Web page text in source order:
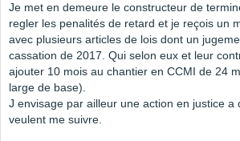
Je met en demeure le constructeur de
regler les penalités de retard et je reçois un
avec plusieurs articles de lois dont un
cassation de 2017. Qui selon eux et leur
ajouter 10 mois au chantier en CCMI de 24
large de base).
J envisage par ailleur une action en justice a
veulent me suivre.